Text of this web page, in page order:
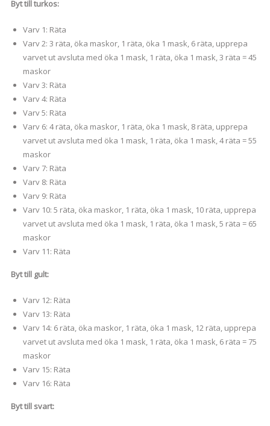
Byt till turkos:
Varv 1: Räta
Varv 2: 3 räta, öka maskor, 1 räta, öka 1 mask, 6 räta, upprepa
varvet ut avsluta med öka 1 mask, 1 räta, öka 1 mask, 3 räta = 45
maskor
Varv 3: Räta
Varv 4: Räta
Varv 5: Räta
Varv 6: 4 räta, öka maskor, 1 räta, öka 1 mask, 8 räta, upprepa
varvet ut avsluta med öka 1 mask, 1 räta, öka 1 mask, 4 räta = 55
maskor
Varv 7: Räta
Varv 8: Räta
Varv 9: Räta
Varv 10: 5 räta, öka maskor, 1 räta, öka 1 mask, 10 räta, upprepa
varvet ut avsluta med öka 1 mask, 1 räta, öka 1 mask, 5 räta = 65
maskor
Varv 11: Räta
Byt till gult:
Varv 12: Räta
Varv 13: Räta
Varv 14: 6 räta, öka maskor, 1 räta, öka 1 mask, 12 räta, upprepa
varvet ut avsluta med öka 1 mask, 1 räta, öka 1 mask, 6 räta = 75
maskor
Varv 15: Räta
Varv 16: Räta
Byt till svart: